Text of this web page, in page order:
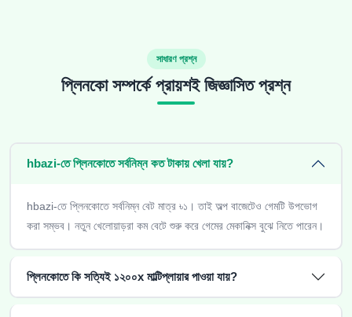
সাধারণ প্রশ্ন
প্লিনকো সম্পর্কে প্রায়শই জিজ্ঞাসিত প্রশ্ন
hbazi-তে প্লিনকোতে সর্বনিম্ন কত টাকায় খেলা যায়?
hbazi-তে প্লিনকোতে সর্বনিম্ন বেট মাত্র ৳১। তাই অল্প বাজেটেও গেমটি উপভোগ
করা সম্ভব। নতুন খেলোয়াড়রা কম বেটে শুরু করে গেমের মেকানিক্স বুঝে নিতে পারেন।
প্লিনকোতে কি সত্যিই ১২০০x মাল্টিপ্লায়ার পাওয়া যায়?